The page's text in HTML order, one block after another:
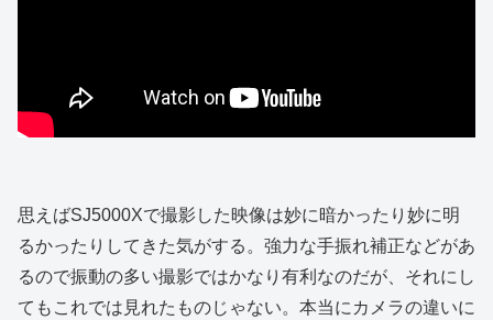
思えばSJ5000Xで撮影した映像は妙に暗かったり妙に明
るかったりしてきた気がする。強力な手振れ補正などがあ
るので振動の多い撮影ではかなり有利なのだが、それにし
てもこれでは見れたものじゃない。本当にカメラの違いに